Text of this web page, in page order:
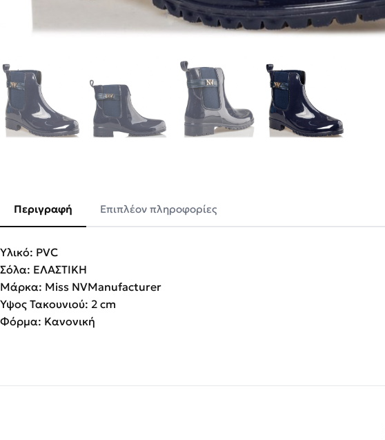
Περιγραφή Επιπλέον πληροφορίες
Υλικό: PVC
Σόλα: ΕΛΑΣΤΙΚΗ
Μάρκα: Miss NVManufacturer
Ύψος Τακουνιού: 2 cm
Φόρμα: Κανονική